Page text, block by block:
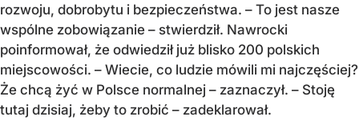
rozwoju, dobrobytu i bezpieczeństwa. – To jest nasze
wspólne zobowiązanie – stwierdził. Nawrocki
poinformował, że odwiedził już blisko 200 polskich
miejscowości. – Wiecie, co ludzie mówili mi najczęściej?
Że chcą żyć w Polsce normalnej – zaznaczył. – Stoję
tutaj dzisiaj, żeby to zrobić – zadeklarował.